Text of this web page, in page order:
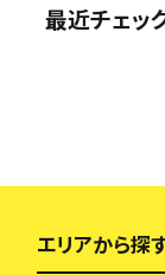
最近チェッ
エリアから探